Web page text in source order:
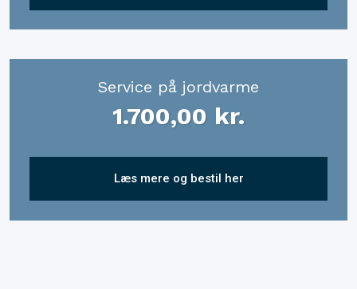
Service på jordvarme
1.700,00 kr.​
Læs mere og bestil her